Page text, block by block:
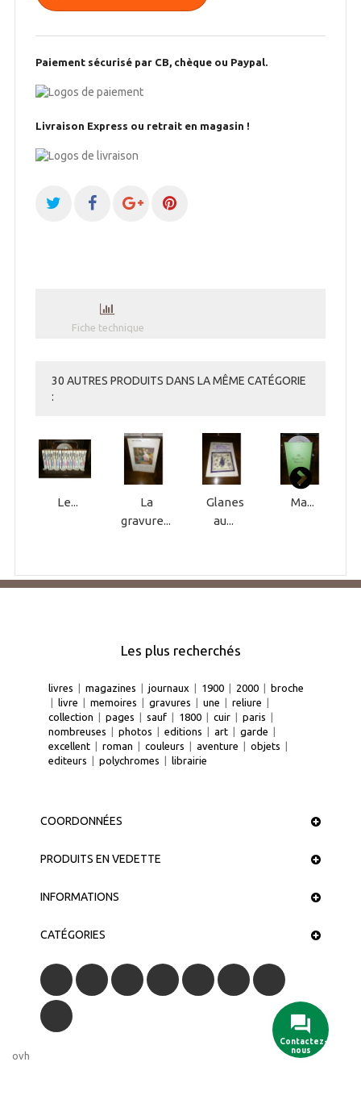
Paiement sécurisé par CB, chèque ou Paypal.
Livraison Express ou retrait en magasin !
Fiche technique
30 AUTRES PRODUITS DANS LA MÊME CATÉGORIE
:
Le...
La
gravure...
Glanes
au...
Ma...
Les plus recherchés
livres | magazines | journaux | 1900 | 2000 | broche
| livre | memoires | gravures | une | reliure |
collection | pages | sauf | 1800 | cuir | paris |
nombreuses | photos | editions | art | garde |
excellent | roman | couleurs | aventure | objets |
editeurs | polychromes | librairie
COORDONNÉES
PRODUITS EN VEDETTE
INFORMATIONS
CATÉGORIES
Contactez-
nous
ovh